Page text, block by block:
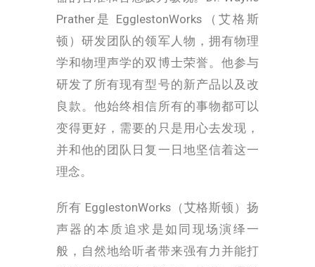
Prather是 EgglestonWorks（艾格斯
顿）研发团队的领军人物，拥有物理
学和物理声学的双博士荣誉。他参与
研发了所有现有型号的新产品以及改
良款。他始终相信所有的事物都可以
变得更好，需要的只是用心去发现，
并和他的团队日复一日地坚信着这一
理念。
所有 EgglestonWorks（艾格斯顿）扬
声器的本质追求是如同现场演绎一
般，自然地给听者带来强有力并能打